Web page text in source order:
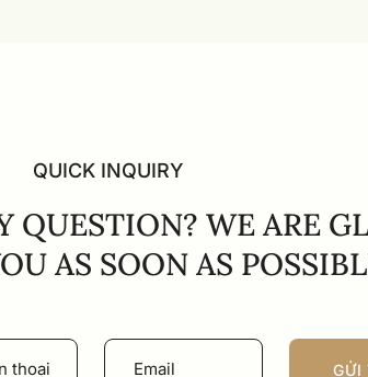
QUICK INQUIRY
QUESTION? WE ARE
AS SOON AS